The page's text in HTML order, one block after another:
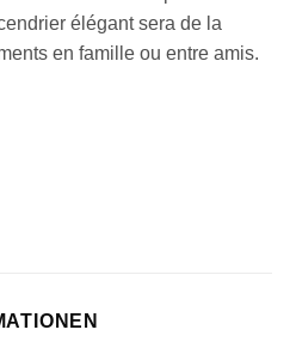
élégant sera de la
en famille ou entre amis.